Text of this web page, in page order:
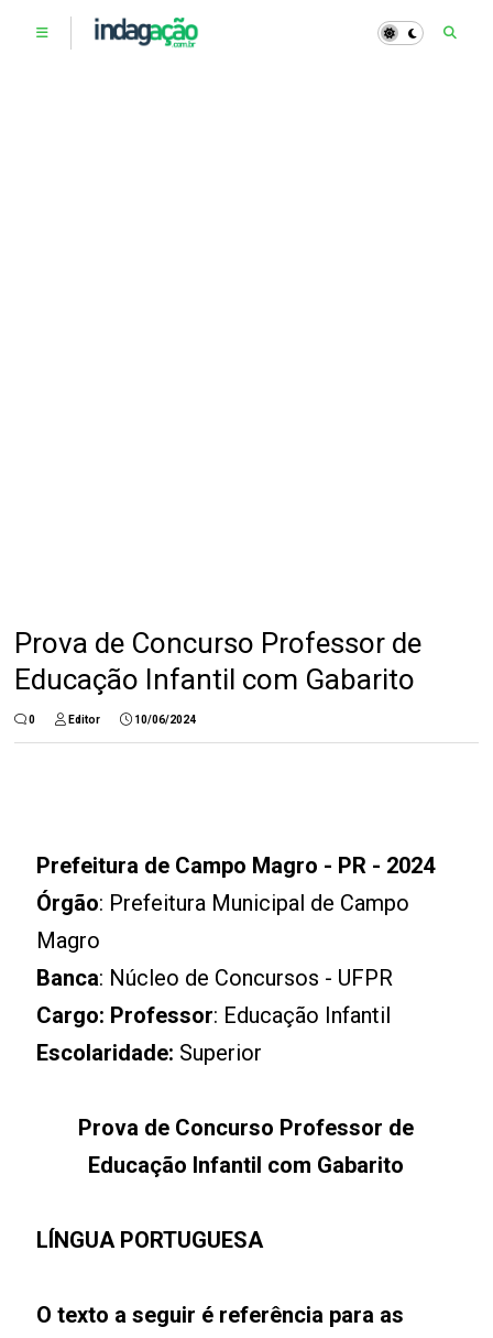
Prova de Concurso Professor de
Educação Infantil com Gabarito
0 Editor 10/06/2024
Prefeitura de Campo Magro - PR - 2024
Órgão: Prefeitura Municipal de Campo
Magro
Banca: Núcleo de Concursos - UFPR
Cargo: Professor: Educação Infantil
Escolaridade: Superior
Prova de Concurso Professor de
Educação Infantil com Gabarito
LÍNGUA PORTUGUESA
O texto a seguir é referência para as